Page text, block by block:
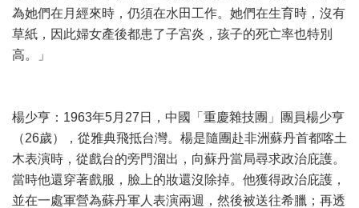
為她們在月經來時，仍須在水田工作。她們在生育時，沒有
草紙，因此婦女產後都患了子宮炎，孩子的死亡率也特別
高。」
楊少亨：1963年5月27日，中國「重慶雜技團」團員楊少亨
（26歲），從雅典飛抵台灣。楊是隨團赴非洲蘇丹首都喀土
木表演時，從戲台的旁門溜出，向蘇丹當局尋求政治庇護。
當時他還穿著戲服，臉上的妝還沒除掉。他獲得政治庇護，
並在一處軍營為蘇丹軍人表演兩週，然後被送往希臘；再透